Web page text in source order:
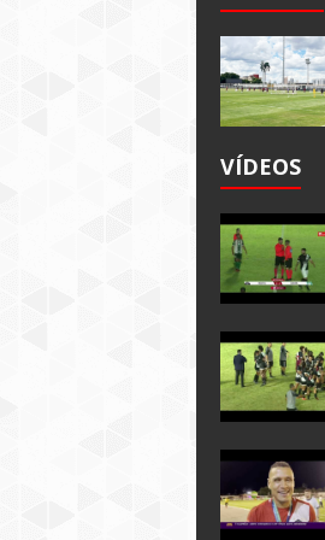
VÍDEOS